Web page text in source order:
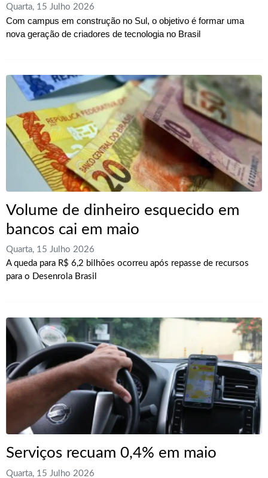
Quarta, 15 Julho 2026
Com campus em construção no Sul, o objetivo é formar uma
nova geração de criadores de tecnologia no Brasil
Volume de dinheiro esquecido em
bancos cai em maio
Quarta, 15 Julho 2026
A queda para R$ 6,2 bilhões ocorreu após repasse de recursos
para o Desenrola Brasil
Serviços recuam 0,4% em maio
Quarta, 15 Julho 2026